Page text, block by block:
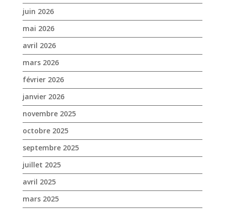
juin 2026
mai 2026
avril 2026
mars 2026
février 2026
janvier 2026
novembre 2025
octobre 2025
septembre 2025
juillet 2025
avril 2025
mars 2025